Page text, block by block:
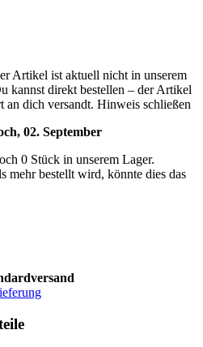
Artikel ist aktuell nicht in unserem
kannst direkt bestellen – der Artikel
an dich versandt. Hinweis schließen
02. September
0 Stück in unserem Lager.
mehr bestellt wird, könnte dies das